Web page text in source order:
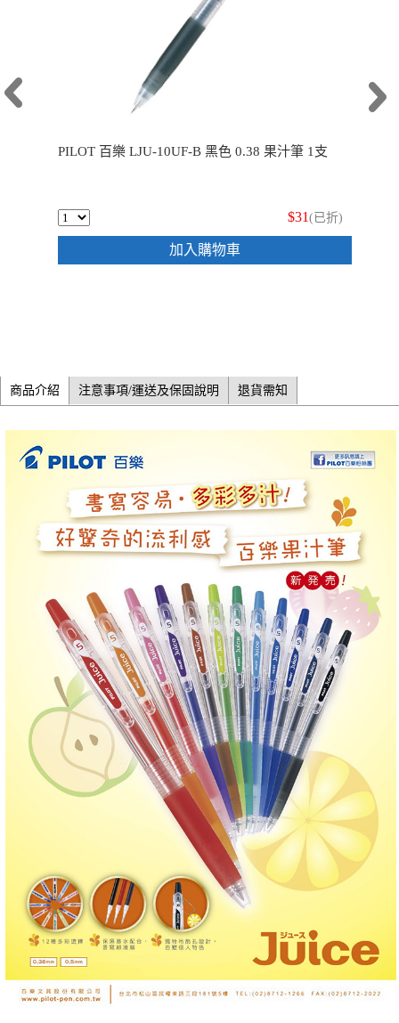
PILOT 百樂 LJU-10UF-B 黑色 0.38 果汁筆 1支
$31(已折)
加入購物車
商品介紹 注意事項/運送及保固說明 退貨需知